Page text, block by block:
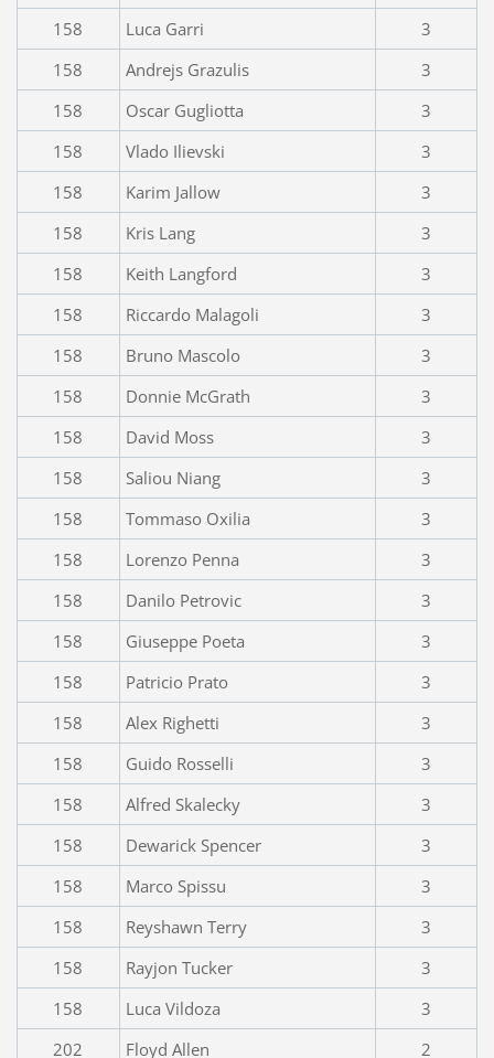
158
Luca Garri
3
158
Andrejs Grazulis
3
158
Oscar Gugliotta
3
158
Vlado Ilievski
3
158
Karim Jallow
3
158
Kris Lang
3
158
Keith Langford
3
158
Riccardo Malagoli
3
158
Bruno Mascolo
3
158
Donnie McGrath
3
158
David Moss
3
158
Saliou Niang
3
158
Tommaso Oxilia
3
158
Lorenzo Penna
3
158
Danilo Petrovic
3
158
Giuseppe Poeta
3
158
Patricio Prato
3
158
Alex Righetti
3
158
Guido Rosselli
3
158
Alfred Skalecky
3
158
Dewarick Spencer
3
158
Marco Spissu
3
158
Reyshawn Terry
3
158
Rayjon Tucker
3
158
Luca Vildoza
3
202
Floyd Allen 2